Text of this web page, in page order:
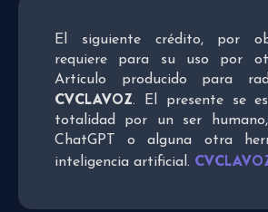
El siguiente crédito, por
requiere para su uso por
Artículo producido para
CVCLAVOZ. El presente se
totalidad por un ser
ChatGPT o alguna otra
inteligencia artificial.